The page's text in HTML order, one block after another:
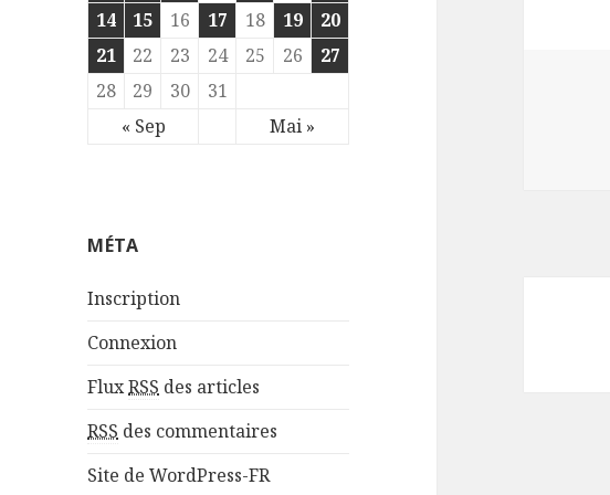
« Sep Mai »
14
15 16 17 18 19
20
21
22 23 24 25 26
27
28
29 30 31
MÉTA
Inscription
Connexion
FluxRSS des articles
RSS des commentaires
Site de WordPress-FR